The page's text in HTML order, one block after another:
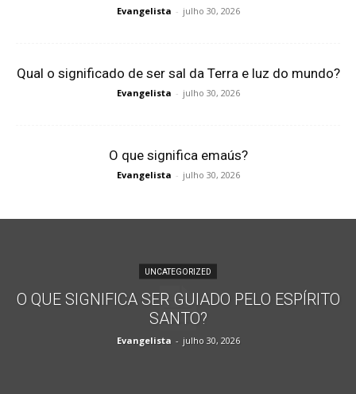
Evangelista - julho 30, 2026
Qual o significado de ser sal da Terra e luz do mundo?
Evangelista - julho 30, 2026
O que significa emaús?
Evangelista - julho 30, 2026
UNCATEGORIZED
O QUE SIGNIFICA SER GUIADO PELO ESPÍRITO
SANTO?
Evangelista - julho 30, 2026